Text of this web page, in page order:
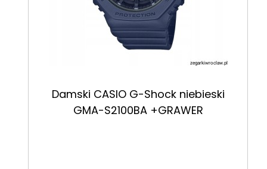
Damski CASIO G-Shock niebieski
GMA-S2100BA +GRAWER